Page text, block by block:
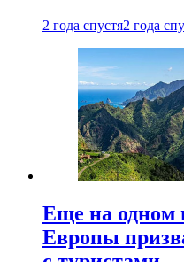
2 года спустя2 года
Еще на одном
Европы